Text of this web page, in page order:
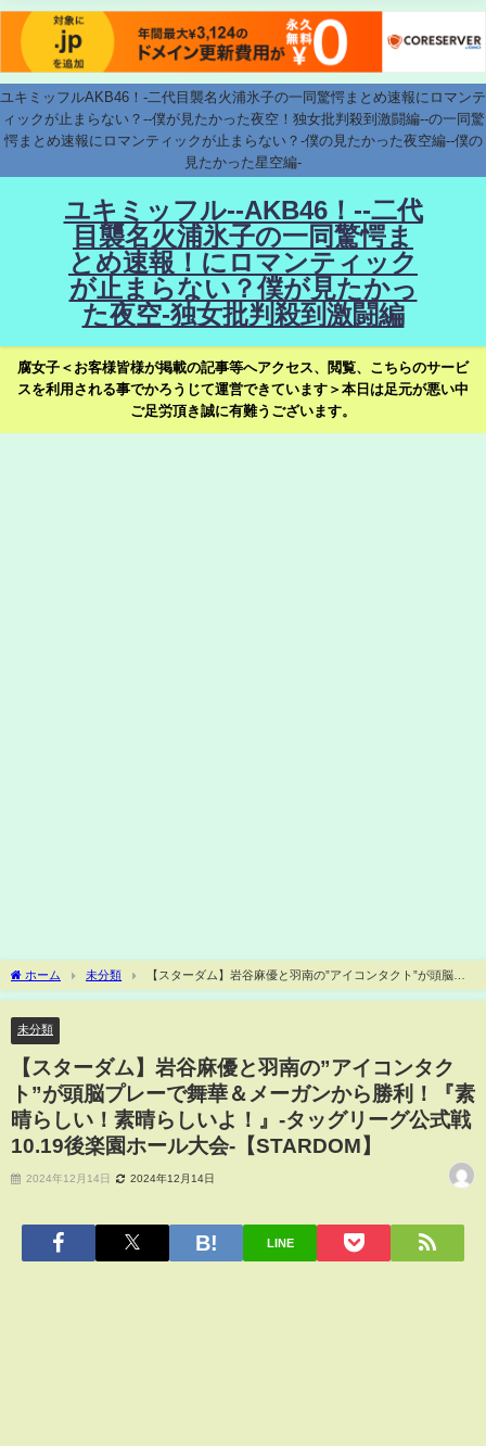
ユキミッフルAKB46！-二代目襲名火浦氷子の一同驚愕まとめ速報にロマンテ
ィックが止まらない？--僕が見たかった夜空！独女批判殺到激闘編--の一同驚
愕まとめ速報にロマンティックが止まらない？-僕の見たかった夜空編--僕の
見たかった星空編-
ユキミッフル--AKB46！--二代
目襲名火浦氷子の一同驚愕ま
とめ速報！にロマンティック
が止まらない？僕が見たかっ
た夜空-独女批判殺到激闘編
腐女子＜お客様皆様が掲載の記事等へアクセス、閲覧、こちらのサービ
スを利用される事でかろうじて運営できています＞本日は足元が悪い中
ご足労頂き誠に有難うございます。
ホーム 未分類
【スターダム】岩谷麻優と羽南の”アイコンタクト”が頭脳プ
レーで舞華＆メーガンから勝利！『素晴らしい！素晴らしいよ！』-タッグリーグ公式
未分類
【スターダム】岩谷麻優と羽南の”アイコンタク
ト”が頭脳プレーで舞華＆メーガンから勝利！『素
晴らしい！素晴らしいよ！』-タッグリーグ公式戦
10.19後楽園ホール大会-【STARDOM】
2024年12月14日 2024年12月14日
LINE